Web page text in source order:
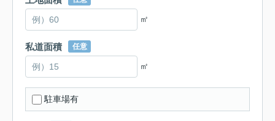
㎡
私道面積 任意
㎡
駐車場有